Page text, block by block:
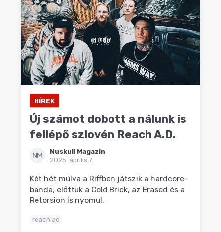
HÍREK
Új számot dobott a nálunk is
fellépő szlovén Reach A.D.
NM
Nuskull Magazin
2025. április 7.
Két hét múlva a Riffben játszik a hardcore-
banda, előttük a Cold Brick, az Erased és a
Retorsion is nyomul.
reach ad